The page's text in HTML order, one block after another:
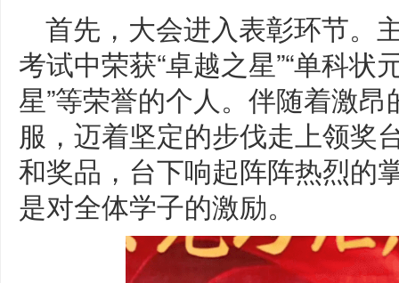
首先，大会进入表彰环节。
考试中荣获“卓越之星”“单科状
星”等荣誉的个人。伴随着激
服，迈着坚定的步伐走上领奖
和奖品，台下响起阵阵热烈的
是对全体学子的激励。